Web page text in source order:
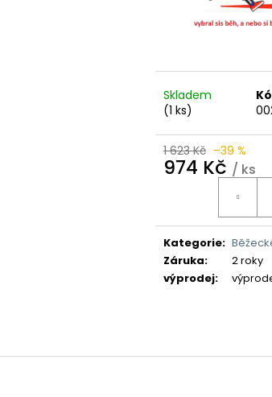
Skladem
(1 ks)
1 623 Kč –39 %
974 Kč / ks
Kategorie:
Záruka:
2 roky
výprodej: